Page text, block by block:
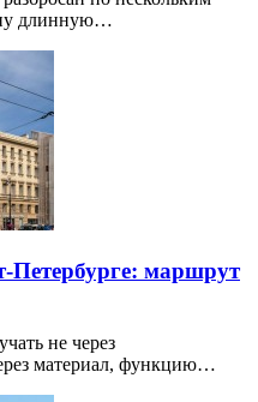
длинную…
Петербурге: маршрут
не через
материал, функцию…